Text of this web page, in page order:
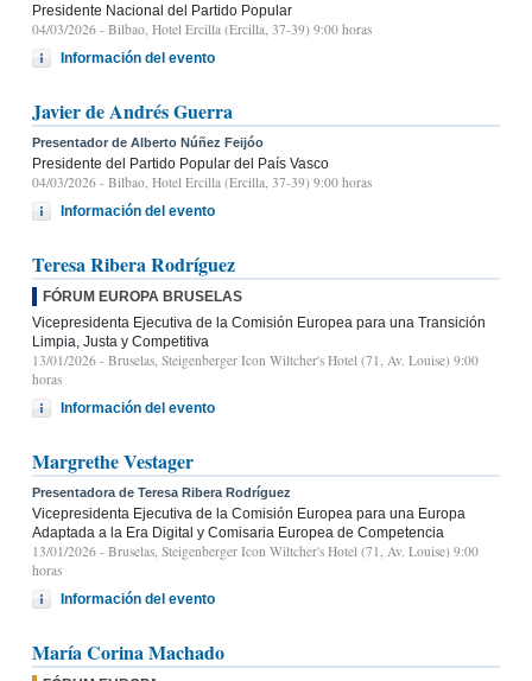
Presidente Nacional del Partido Popular
04/03/2026 - Bilbao, Hotel Ercilla (Ercilla, 37-39) 9:00 horas
Información del evento
Javier de Andrés Guerra
Presentador de Alberto Núñez Feijóo
Presidente del Partido Popular del País Vasco
04/03/2026 - Bilbao, Hotel Ercilla (Ercilla, 37-39) 9:00 horas
Información del evento
Teresa Ribera Rodríguez
FÓRUM EUROPA BRUSELAS
Vicepresidenta Ejecutiva de la Comisión Europea para una Transición
Limpia, Justa y Competitiva
13/01/2026 - Bruselas, Steigenberger Icon Wiltcher's Hotel (71, Av. Louise) 9:00
horas
Información del evento
Margrethe Vestager
Presentadora de Teresa Ribera Rodríguez
Vicepresidenta Ejecutiva de la Comisión Europea para una Europa
Adaptada a la Era Digital y Comisaria Europea de Competencia
13/01/2026 - Bruselas, Steigenberger Icon Wiltcher's Hotel (71, Av. Louise) 9:00
horas
Información del evento
María Corina Machado